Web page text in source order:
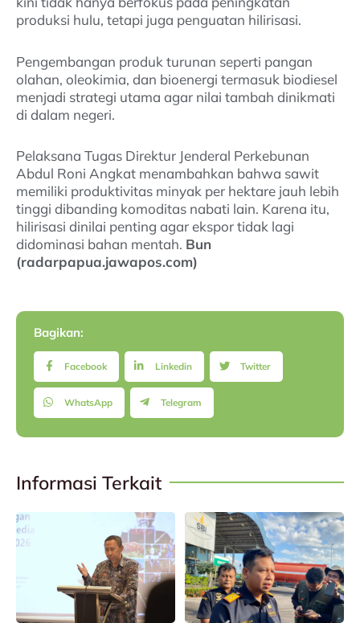
produksi hulu, tetapi juga penguatan hilirisasi.
Pengembangan produk turunan seperti pangan
olahan, oleokimia, dan bioenergi termasuk biodiesel
menjadi strategi utama agar nilai tambah dinikmati
di dalam negeri.
Pelaksana Tugas Direktur Jenderal Perkebunan
Abdul Roni Angkat menambahkan bahwa sawit
memiliki produktivitas minyak per hektare jauh lebih
tinggi dibanding komoditas nabati lain. Karena itu,
hilirisasi dinilai penting agar ekspor tidak lagi
didominasi bahan mentah. Bun
(radarpapua.jawapos.com)
Bagikan:
Facebook Linkedin Twitter
WhatsApp Telegram
Informasi Terkait